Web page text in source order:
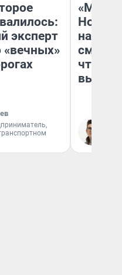
эксперт
«вечных»
«Мы
чтобы